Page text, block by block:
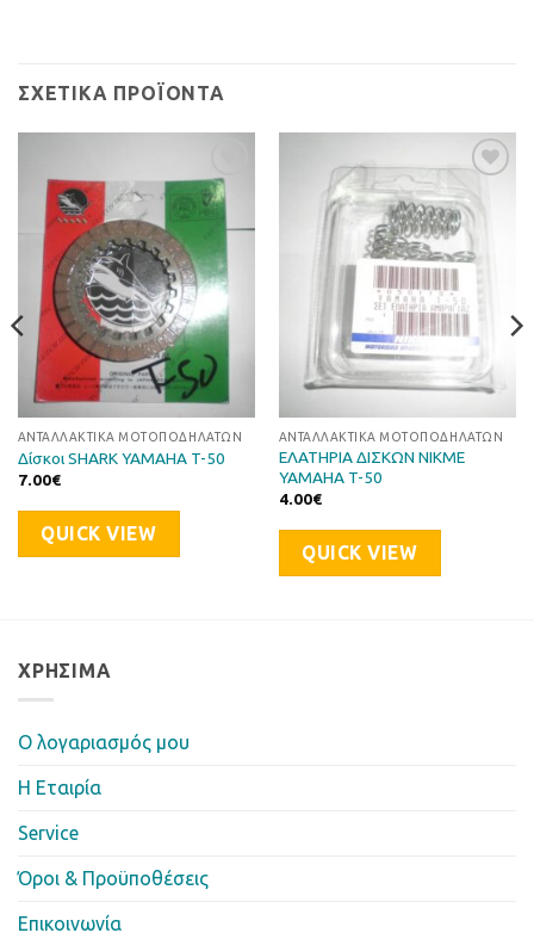
ΣΧΕΤΙΚΆ ΠΡΟΪΌΝΤΑ
Προσθήκη
στη Λίστα
Επιθυμιών
ΑΝΤΑΛΛΑΚΤΙΚΆ ΜΟΤΟΠΟΔΗΛΆΤΩΝ
Δίσκοι SHARK YAMAHA T-50
7.00€
QUICK VIEW
Προσθήκη
στη Λίστα
Επιθυμιών
ΑΝΤΑΛΛΑΚΤΙΚΆ ΜΟΤΟΠΟΔΗΛΆΤΩΝ
ΕΛΑΤΗΡΙΑ ΔΙΣΚΩΝ NIKME
YAMAHA T-50
4.00€
QUICK VIEW
ΧΡΉΣΙΜΑ
Ο λογαριασμός μου
Η Eταιρία
Service
Όροι & Προϋποθέσεις
Επικοινωνία